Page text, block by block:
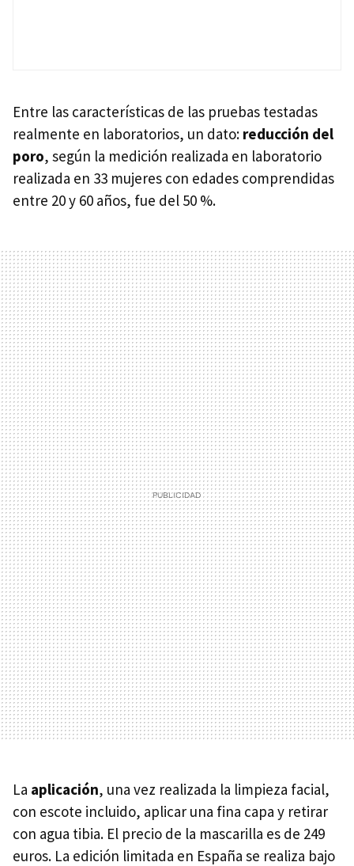
Entre las características de las pruebas testadas
realmente en laboratorios, un dato: reducción del
poro, según la medición realizada en laboratorio
realizada en 33 mujeres con edades comprendidas
entre 20 y 60 años, fue del 50 %.
La aplicación, una vez realizada la limpieza facial,
con escote incluido, aplicar una fina capa y retirar
con agua tibia. El precio de la mascarilla es de 249
euros. La edición limitada en España se realiza bajo